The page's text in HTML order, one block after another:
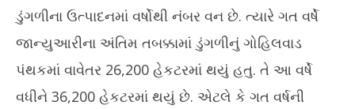
ડુંગળીના ઉત્પાદનમાં વર્ષોથી નંબર વન છે. ત્યારે ગત વર્ષે
જાન્યુઆરીના અંતિમ તબક્કામાં ડુંગળીનું ગોહિલવાડ
પંથકમાં વાવેતર 26,200 હેકટરમાં થયું હતુ. તે આ વર્ષે
વધીને 36,200 હેકટરમાં થયું છે. એટલે કે ગત વર્ષની